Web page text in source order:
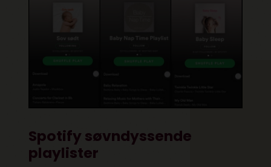
Spotify søvndyssende
playlister